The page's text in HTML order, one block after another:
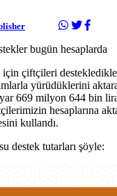
çiftçileri
yürüdüklerini
669 milyon 644 bin
hesaplarına
kullandı.
destek tutarları şöyle: